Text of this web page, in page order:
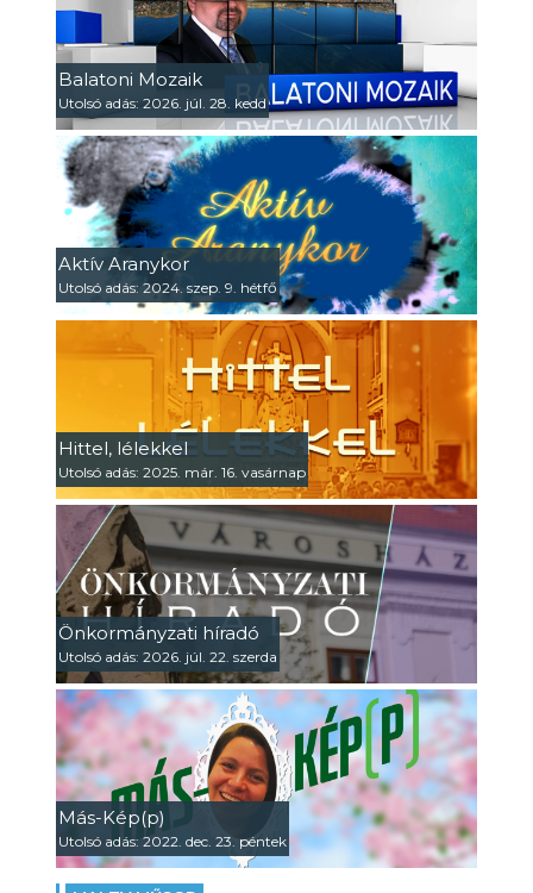
Balatoni Mozaik
Utolsó adás: 2026. júl. 28. kedd
Aktív Aranykor
Utolsó adás: 2024. szep. 9. hétfő
Hittel, lélekkel
Utolsó adás: 2025. már. 16. vasárnap
Önkormányzati híradó
Utolsó adás: 2026. júl. 22. szerda
Más-Kép(p)
Utolsó adás: 2022. dec. 23. péntek